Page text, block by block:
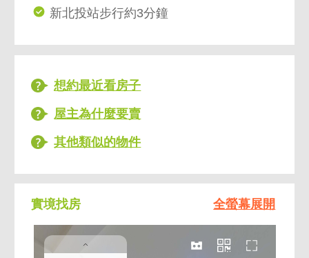
新北投站步行約3分鐘
想約最近看房子
屋主為什麼要賣
其他類似的物件
實境找房 全螢幕展開